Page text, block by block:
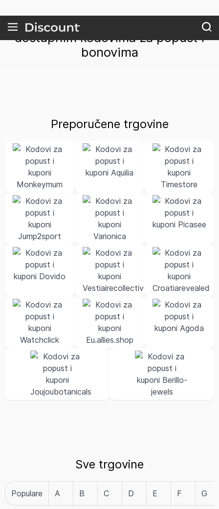
Popis najpopularnijih trgovina s
dostupnim kodovima za popust i
bonovima
Preporučene trgovine
Sve trgovine
Populare A B C D E F G